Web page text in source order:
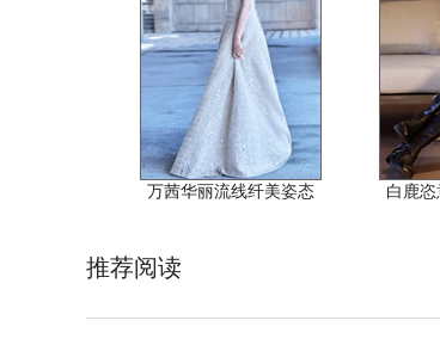
万茜华丽流线纤美姿态 白鹿
推荐阅读